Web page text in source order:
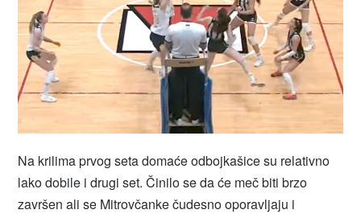
Na krilima prvog seta domaće odbojkašice su relativno
lako dobile i drugi set. Činilo se da će meč biti brzo
završen ali se Mitrovčanke čudesno oporavljaju i